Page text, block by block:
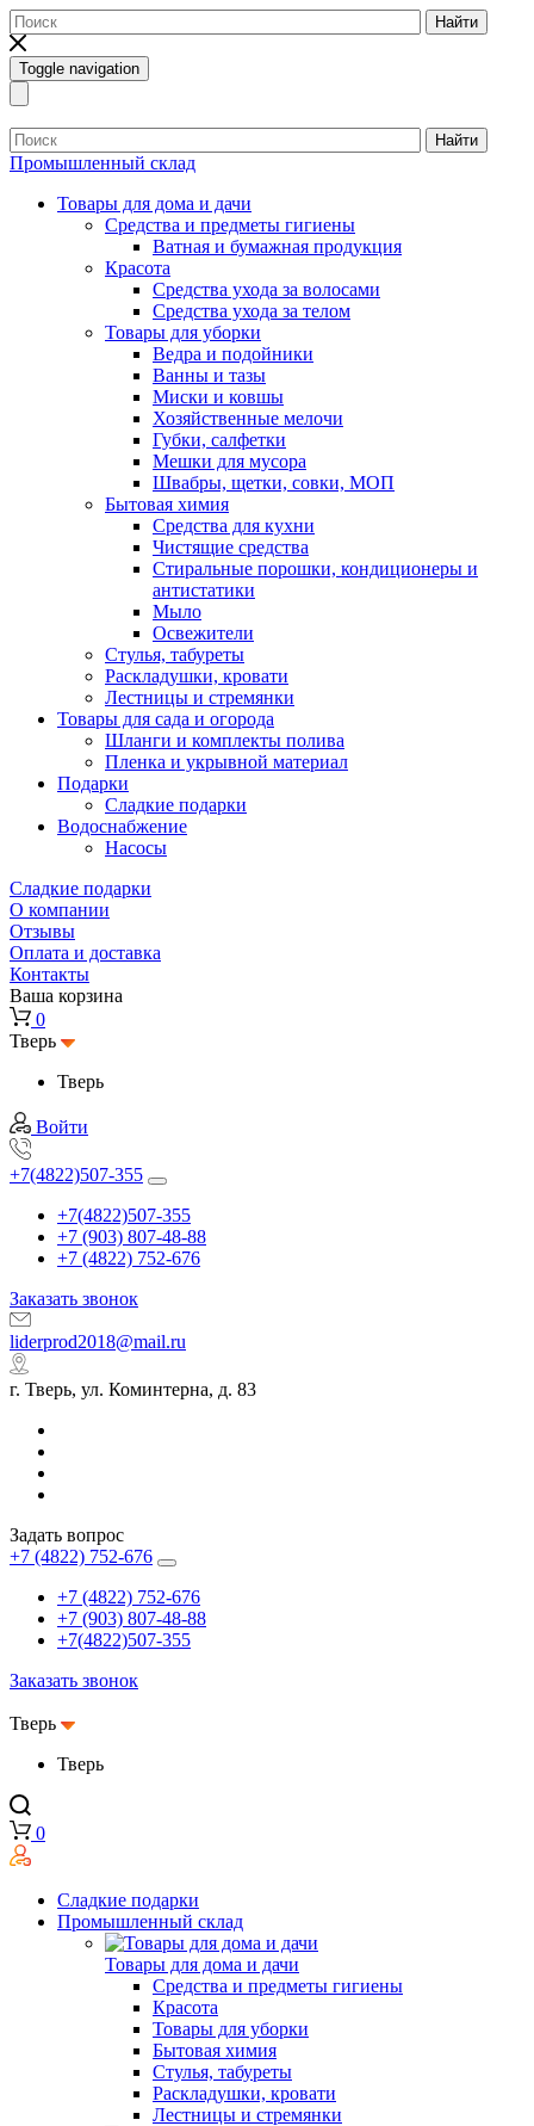
Найти
Toggle navigation
Найти
Промышленный склад
Товары для дома и дачи
Средства и предметы гигиены
Ватная и бумажная продукция
Красота
Средства ухода за волосами
Средства ухода за телом
Товары для уборки
Ведра и подойники
Ванны и тазы
Миски и ковшы
Хозяйственные мелочи
Губки, салфетки
Мешки для мусора
Швабры, щетки, совки, МОП
Бытовая химия
Средства для кухни
Чистящие средства
Стиральные порошки, кондиционеры и
антистатики
Мыло
Освежители
Стулья, табуреты
Раскладушки, кровати
Лестницы и стремянки
Товары для сада и огорода
Шланги и комплекты полива
Пленка и укрывной материал
Подарки
Cладкие подарки
Водоснабжение
Насосы
Сладкие подарки
О компании
Отзывы
Оплата и доставка
Контакты
Ваша корзина
0
Тверь
Тверь
Войти
+7(4822)507-355
+7(4822)507-355
+7 (903) 807-48-88
+7 (4822) 752-676
Заказать звонок
liderprod2018@mail.ru
г. Тверь, ул. Коминтерна, д. 83
Задать вопрос
+7 (4822) 752-676
+7 (4822) 752-676
+7 (903) 807-48-88
+7(4822)507-355
Заказать звонок
Тверь
Тверь
0
Сладкие подарки
Промышленный склад
Товары для дома и дачи
Средства и предметы гигиены
Красота
Товары для уборки
Бытовая химия
Стулья, табуреты
Раскладушки, кровати
Лестницы и стремянки